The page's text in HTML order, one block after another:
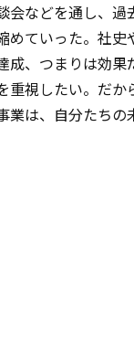
会などを通し、過
めていった。社史
成、つまりは効果
重視したい。だか
業は、自分たちの